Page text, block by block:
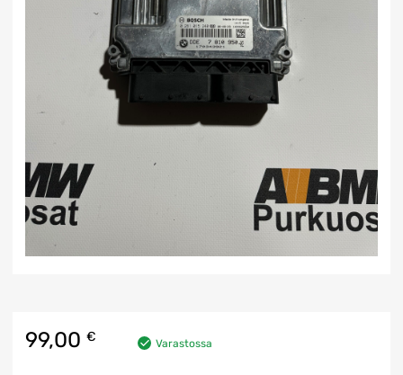
99,00 € Varastossa